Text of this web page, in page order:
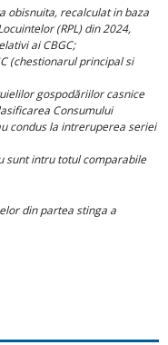
obisnuita, recalculat in baza
(RPL) din 2024,
ai CBGC;
(chestionarul principal si
gospodăriilor casnice
Consumului
condus la intreruperea seriei
sunt intru totul comparabile
din partea stinga a